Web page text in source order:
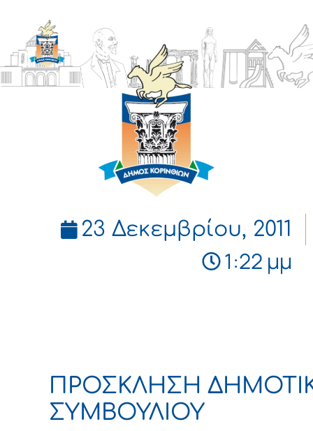
ΔΗΜΟΣ
ΚΟΡΙΝΘΙΩΝ
23 Δεκεμβρίου, 2011
1:22 μμ
ΠΡΟΣΚΛΗΣΗ
ΣΥΜΒΟΥΛΙΟΥ